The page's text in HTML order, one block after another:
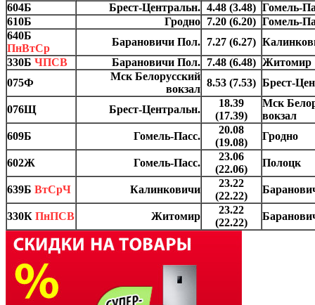
604Б
Брест-Центральн. 4.48 (3.48) Гомель-
610Б
Гродно 7.20 (6.20) Гомель-
640Б
ПнВтСр
Барановичи Пол. 7.27 (6.27)
330Б ЧПСВ Барановичи Пол. 7.48 (6.48) Житомир
075Ф
Мск Белорусский
вокзал
8.53 (7.53) Брест-
076Щ Брест-Центральн.
18.39
(17.39)
Мск
вокзал
609Б
Гомель-Пасс.
20.08
(19.08)
Гродно
602Ж Гомель-Пасс.
23.06
(22.06)
Полоцк
639Б ВтСрЧ Калинковичи
23.22
(22.22)
330К ПнПСВ Житомир
23.22
(22.22)